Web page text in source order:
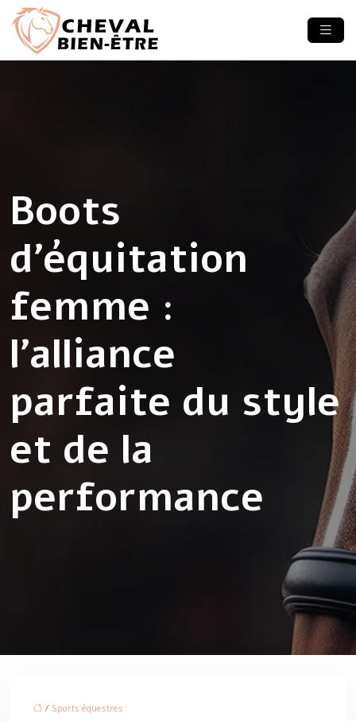
Boots
d’équitation
femme :
l’alliance
parfaite du style
et de la
performance
/ Sports équestres